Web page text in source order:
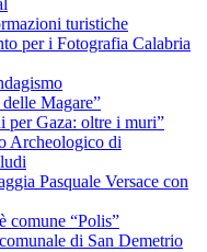
turistiche
per i Fotografia Calabria
Magare”
Gaza: oltre i muri”
Archeologico di
Pasquale Versace con
comune “Polis”
di San Demetrio